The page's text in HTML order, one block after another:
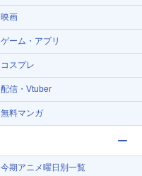
映画
ゲーム・アプリ
コスプレ
配信・Vtuber
無料マンガ
今期アニメ曜日別一覧